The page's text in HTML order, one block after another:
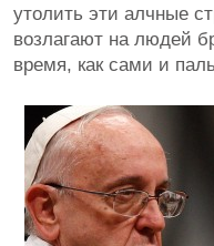
утолить эти алчные
возлагают на людей
время, как сами и